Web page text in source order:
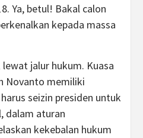
Ya, betul! Bakal calon
kepada massa
jalur hukum. Kuasa
Novanto memiliki
seizin presiden untuk
dalam aturan
kekebalan hukum